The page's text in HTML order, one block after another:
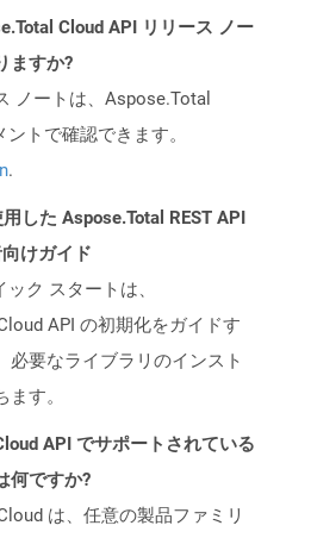
Cloud API リリース ノー
ますか?
ノートは、Aspose.Total
トで確認できます。
.
した Aspose.Total REST API
けガイド
ック スタートは、
API の初期化をガイドす
必要なライブラリのインスト
す。
API でサポートされている
何ですか?
は、任意の製品ファミリ